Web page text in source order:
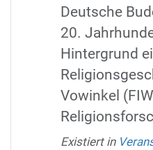
Deutsche
20.
Hintergrund
Vowinkel
Existiert in